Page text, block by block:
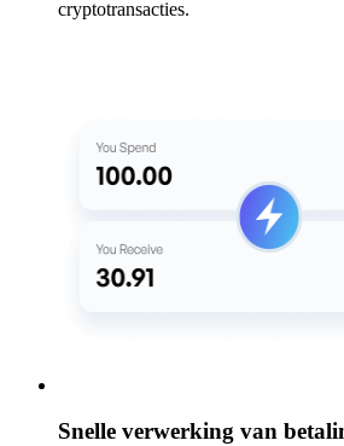
cryptotransacties.
Snelle verwerking van